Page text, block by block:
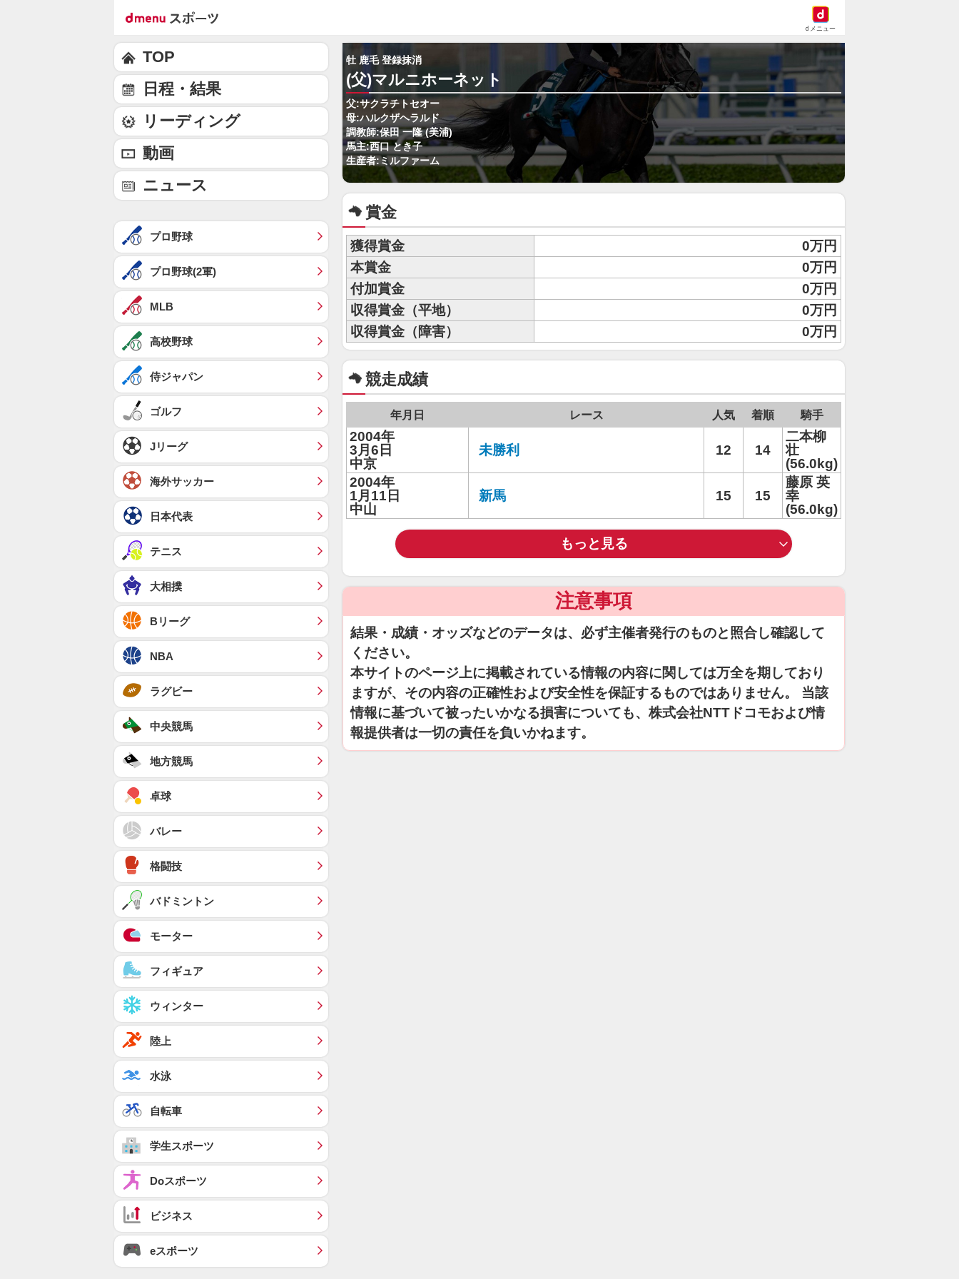
dメニュー
牡 鹿毛 登録抹消
(父)マルニホーネット
父:サクラチトセオー
母:ハルクザヘラルド
調教師:保田 一隆 (美浦)
馬主:西口 とき子
生産者:ミルファーム
賞金
獲得賞金
0万円
本賞金
0万円
付加賞金
0万円
収得賞金（平地）
0万円
収得賞金（障害）
0万円
競走成績
年月日 レース 人気 着順 騎手
2004年
3月6日
中京
未勝利 12 14
二本柳
壮
(56.0kg)
2004年
1月11日
中山
新馬 15 15
藤原 英
幸
(56.0kg)
もっと見る
注意事項
結果・成績・オッズなどのデータは、必ず主催者発行のものと照合し確認して
ください。
本サイトのページ上に掲載されている情報の内容に関しては万全を期しており
ますが、その内容の正確性および安全性を保証するものではありません。 当該
情報に基づいて被ったいかなる損害についても、株式会社NTTドコモおよび情
報提供者は一切の責任を負いかねます。
TOP
日程・結果
リーディング
動画
ニュース
プロ野球
プロ野球(2軍)
MLB
高校野球
侍ジャパン
ゴルフ
Jリーグ
海外サッカー
日本代表
テニス
大相撲
Bリーグ
NBA
ラグビー
中央競馬
地方競馬
卓球
バレー
格闘技
バドミントン
モーター
フィギュア
ウィンター
陸上
水泳
自転車
学生スポーツ
Doスポーツ
ビジネス
eスポーツ